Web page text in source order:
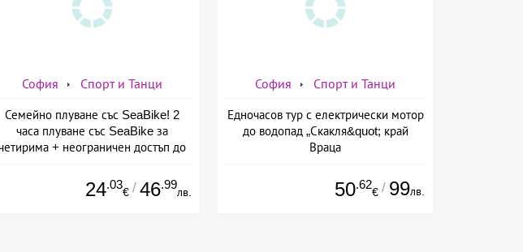
София Спорт и Танци
Семейно плуване със SeaBike! 2
часа плуване със SeaBike за
+ неограничен достъп до
Диана, София
24.03
€ / 46.99
лв.
София Спорт и Танци
Едночасов тур с електрически мотор
до водопад „Скакля&quot; край
Враца
50.62
€ / 99лв.